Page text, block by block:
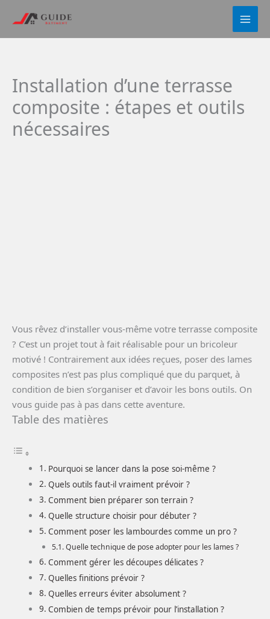
contenu
Installation d’une terrasse
composite : étapes et outils
nécessaires
Vous rêvez d’installer vous-même votre terrasse composite
? C’est un projet tout à fait réalisable pour un bricoleur
motivé ! Contrairement aux idées reçues, poser des lames
composites n’est pas plus compliqué que du parquet, à
condition de bien s’organiser et d’avoir les bons outils. On
vous guide pas à pas dans cette aventure.
Table des matières
Pourquoi se lancer dans la pose soi-même ?
Quels outils faut-il vraiment prévoir ?
Comment bien préparer son terrain ?
Quelle structure choisir pour débuter ?
Comment poser les lambourdes comme un pro ?
Quelle technique de pose adopter pour les lames ?
Comment gérer les découpes délicates ?
Quelles finitions prévoir ?
Quelles erreurs éviter absolument ?
Combien de temps prévoir pour l’installation ?